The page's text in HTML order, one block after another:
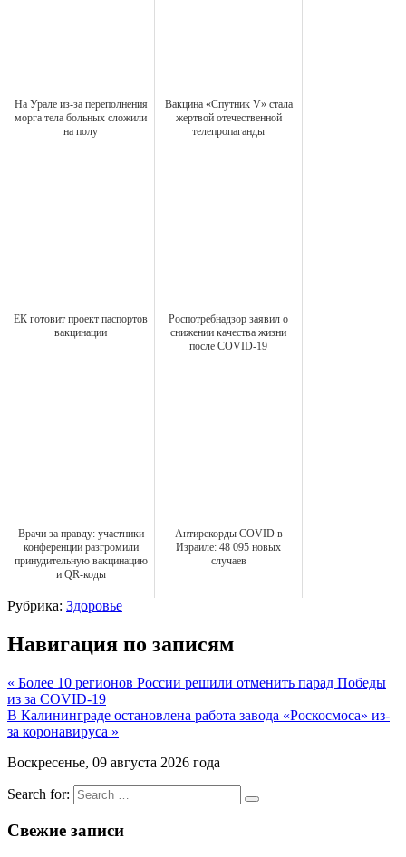
На Урале из-за переполнения
морга тела больных сложили
на полу
Вакцина «Спутник V» стала
жертвой отечественной
телепропаганды
ЕК готовит проект паспортов
вакцинации
Роспотребнадзор заявил о
снижении качества жизни
после COVID-19
Врачи за правду: участники
конференции разгромили
принудительную вакцинацию
и QR-коды
Антирекорды COVID в
Израиле: 48 095 новых
случаев
Рубрика: Здоровье
Навигация по записям
« Более 10 регионов России решили отменить парад Победы
из за COVID-19
В Калининграде остановлена работа завода «Роскосмоса» из-
за коронавируса »
Воскресенье, 09 августа 2026 года
Search for:
Свежие записи